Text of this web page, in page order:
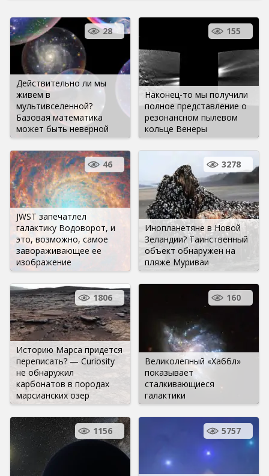
Действительно ли мы
живем в
мультивселенной?
Базовая математика
может быть неверной
28
Наконец-то мы получили
полное представление о
резонансном пылевом
кольце Венеры
155
JWST запечатлел
галактику Водоворот, и
это, возможно, самое
завораживающее ее
изображение
46
Инопланетяне в Новой
Зеландии? Таинственный
объект обнаружен на
пляже Муриваи
3278
Историю Марса придется
переписать? — Curiosity
не обнаружил
карбонатов в породах
марсианских озер
1806
Великолепный «Хаббл»
показывает
сталкивающиеся
галактики
160
1156 5757